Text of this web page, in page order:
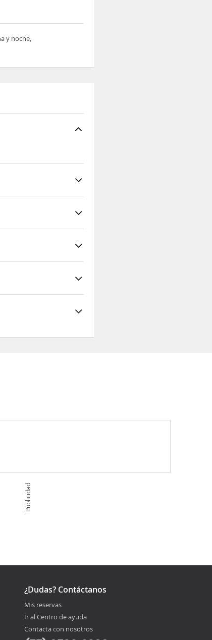
y noche,
Publicidad
¿Dudas? Contáctanos
Mis reservas
Ir al Centro de ayuda
Contacta con nosotros